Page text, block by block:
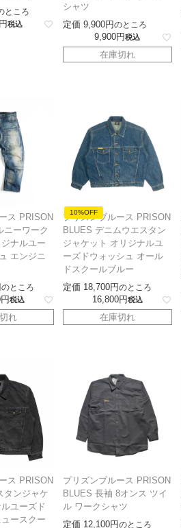
ところ
税込
シャツ
定価 9,900 のところ
9,900 税込
在庫切れ
ス PRISON
ニーワーク
ナルユー
エンジニ
のところ
税込
れ
10%OFF
プリズンブルース PRISON
BLUES デニムウエスタン
ジャケット オリジナルユ
ーズドウォッシュ オール
ドスクールブルー
定価 18,700 のところ
16,800 税込
在庫切れ
ス PRISON
タンジャケ
ユーズド
ースクー
プリズンブルース PRISON
BLUES 長袖 8オンス ツイ
ル ワークシャツ
定価 12,100 のところ